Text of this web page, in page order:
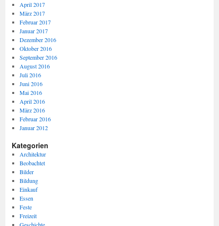
April 2017
März 2017
Februar 2017
Januar 2017
Dezember 2016
Oktober 2016
September 2016
August 2016
Juli 2016
Juni 2016
Mai 2016
April 2016
März 2016
Februar 2016
Januar 2012
Kategorien
Architektur
Beobachtet
Bilder
Bildung
Einkauf
Essen
Feste
Freizeit